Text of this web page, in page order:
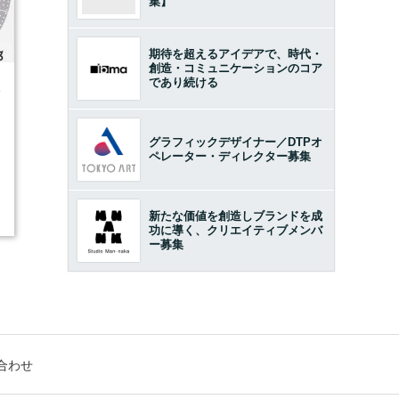
期待を超えるアイデアで、時代・
創造・コミュニケーションのコア
であり続ける
グラフィックデザイナー／DTPオ
ペレーター・ディレクター募集
新たな価値を創造しブランドを成
功に導く、クリエイティブメンバ
ー募集
わせ